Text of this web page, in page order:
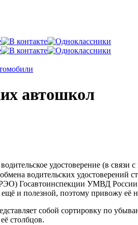
автошкол
удостоверение (в связи
водительских удостоверений
Госавтоинспекции УМВД
и полезной, поэтому привожу её
собой сортировку по
столбцов.